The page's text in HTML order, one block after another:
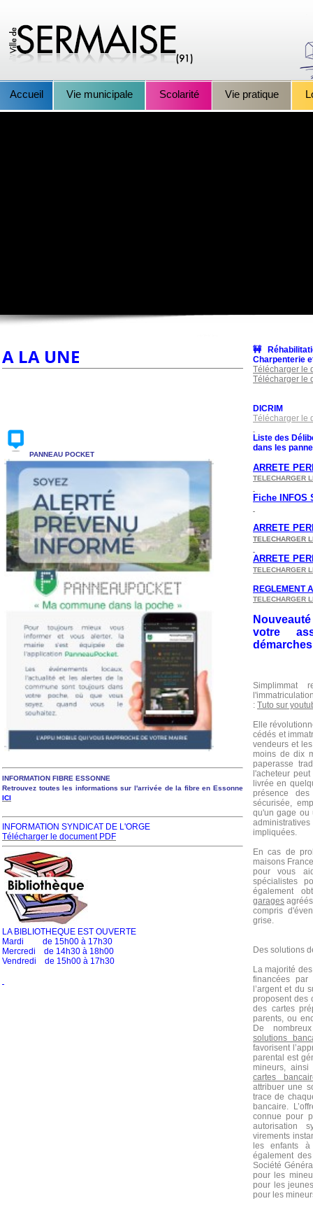
Accueil Vie municipale Scolarité Vie pratique
A LA UNE
PANNEAU POCKET
INFORMATION FIBRE ESSONNE
Retrouvez toutes les informations sur l'arrivée de la fibre en Essonne
ICI
INFORMATION SYNDICAT DE L'ORGE
Télécharger le document PDF
LA BIBLIOTHEQUE EST OUVERTE
Mardi de 15h00 à 17h30
Mercredi de 14h30 à 18h00
Vendredi de 15h00 à 17h30
🚧
Charpenterie
Télécharger le
Télécharger le
DICRIM
Télécharger le
Liste des
dans les
ARRETE
TELECHARGER
Fiche INFOS
ARRETE
TELECHARGER
ARRETE
TELECHARGER
REGLEMENT
TELECHARGER
votre
: Tuto sur
Elle
cédés et
vendeurs et
moins de dix
paperasse
l'acheteur
livrée en
présence
sécurisée,
qu'un gage ou
impliquées.
En cas de
maisons
pour vous
spécialistes
également
garages
compris
grise.
Des solutions
La majorité
financées
l’argent et du
proposent des
des cartes
parents, ou
De
solutions
favorisent
parental est
mineurs,
cartes
attribuer une
trace de
bancaire.
connue pour
autorisation
virements
les enfants
également
Société
pour les
pour les
pour les